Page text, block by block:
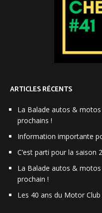
ARTICLES RÉCENTS
La Balade autos &
prochains !
Information importante
C’est parti pour la saison
La Balade autos &
prochain !
Les 40 ans du Motor Club